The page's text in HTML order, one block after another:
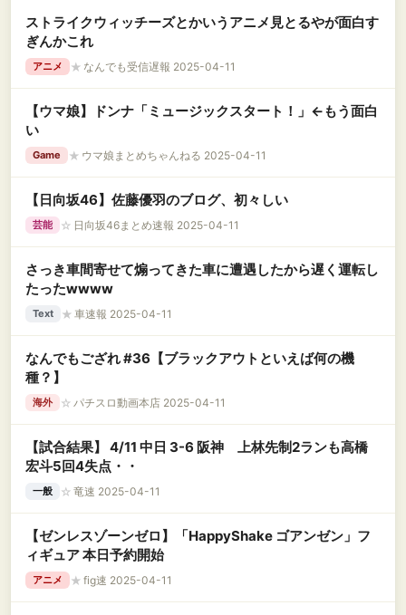
ストライクウィッチーズとかいうアニメ見とるやが面白す
ぎんかこれ
アニメ ★ なんでも受信遅報 2025-04-11
【ウマ娘】ドンナ「ミュージックスタート！」←もう面白
い
Game ★ ウマ娘まとめちゃんねる 2025-04-11
【日向坂46】佐藤優羽のブログ、初々しい
芸能 ☆ 日向坂46まとめ速報 2025-04-11
さっき車間寄せて煽ってきた車に遭遇したから遅く運転し
たったwwww
Text ★ 車速報 2025-04-11
なんでもござれ #36【ブラックアウトといえば何の機
種？】
海外 ☆ パチスロ動画本店 2025-04-11
【試合結果】 4/11 中日 3-6 阪神 上林先制2ランも高橋
宏斗5回4失点・・
一般 ☆ 竜速 2025-04-11
【ゼンレスゾーンゼロ】「HappyShake ゴアンゼン」フ
ィギュア 本日予約開始
アニメ ★ fig速 2025-04-11